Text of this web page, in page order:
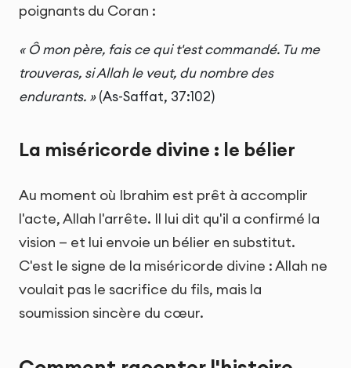
poignants du Coran :
« Ô mon père, fais ce qui t'est commandé. Tu me
trouveras, si Allah le veut, du nombre des
endurants. »(As-Saffat, 37:102)
La miséricorde divine : le bélier
Au moment où Ibrahim est prêt à accomplir
l'acte, Allah l'arrête. Il lui dit qu'il a confirmé la
vision — et lui envoie un bélier en substitut.
C'est le signe de la miséricorde divine : Allah ne
voulait pas le sacrifice du fils, mais la
soumission sincère du cœur.